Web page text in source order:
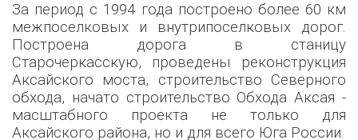
За период с 1994 года построено более 60 км
межпоселковых и внутрипоселковых дорог.
Построена дорога в станицу
Старочеркасскую, проведены реконструкция
Аксайского моста, строительство Северного
обхода, начато строительство Обхода Аксая -
масштабного проекта не только для
Аксайского района, но и для всего Юга России.